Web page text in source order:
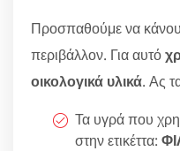
Προσπαθούμε να
περιβάλλον. Για αυτό
οικολογικά υλικά. Ας
Τα υγρά που
στην ετικέττα: